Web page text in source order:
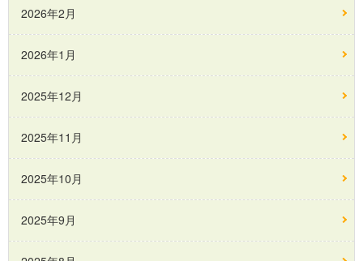
2026年2月
2026年1月
2025年12月
2025年11月
2025年10月
2025年9月